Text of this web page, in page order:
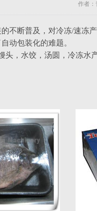
作者
不断普及，对冷冻/速冻
动包装化的难题。
，水饺，汤圆，冷冻水